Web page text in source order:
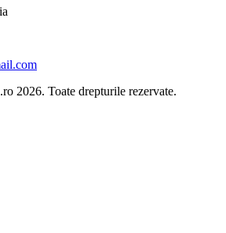
2026. Toate drepturile rezervate.